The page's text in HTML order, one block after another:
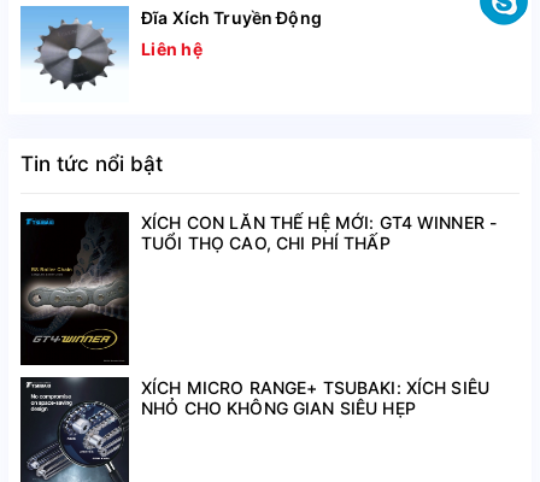
Xích thép đỡ cáp, có các thông số như sau:
Dòng xích
TK130 Chi tiết
TKH
TKS
TKS070
Đĩa Xích Truyền Động
Liên hệ
Tin tức nổi bật
XÍCH CON LĂN THẾ HỆ MỚI: GT4 WINNER -
TUỔI THỌ CAO, CHI PHÍ THẤP
XÍCH MICRO RANGE+ TSUBAKI: XÍCH SIÊU
NHỎ CHO KHÔNG GIAN SIÊU HẸP